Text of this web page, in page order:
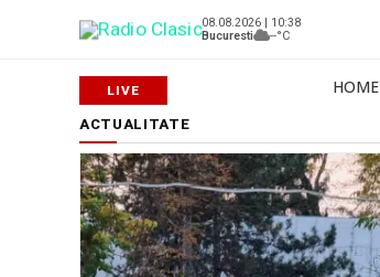
08.08.2026 | 10:38
Bucuresti
--°C
HOME
ACTUALITATE